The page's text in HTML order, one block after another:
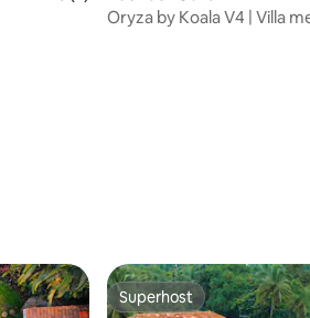
Oryza by Koala V4 | Villa
Superhost
Superhost